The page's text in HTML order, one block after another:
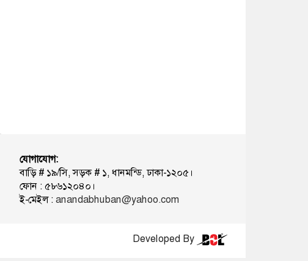
যোগাযোগ:
বাড়ি # ১৯/সি, সড়ক # ১, ধানমন্ডি, ঢাকা-১২০৫।
ফোন : ৫৮৬১২০৪০।
ই-মেইল :anandabhuban@yahoo.com
Developed By